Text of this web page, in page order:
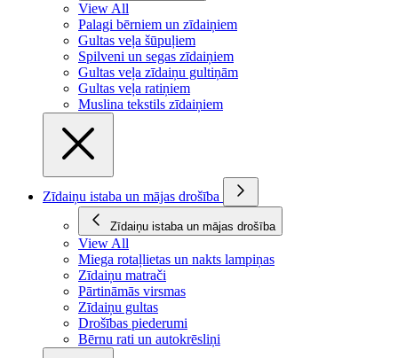
View All
Palagi bērniem un zīdaiņiem
Gultas veļa šūpuļiem
Spilveni un segas zīdaiņiem
Gultas veļa zīdaiņu gultiņām
Gultas veļa ratiņiem
Muslina tekstils zīdaiņiem
Zīdaiņu istaba un mājas drošība
Zīdaiņu istaba un mājas drošība
View All
Miega rotaļlietas un nakts lampiņas
Zīdaiņu matrači
Pārtināmās virsmas
Zīdaiņu gultas
Drošības piederumi
Bērnu rati un autokrēsliņi